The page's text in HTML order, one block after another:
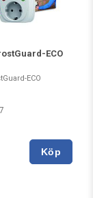
ECO
ECO
Köp